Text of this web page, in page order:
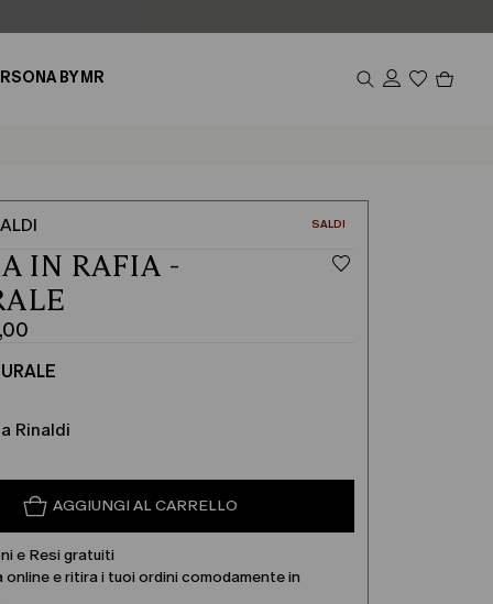
BY MR
CATEGORIA:
SALDI
IN RAFIA -
Rinaldi
AGGIUNGI AL CARRELLO
e Resi gratuiti
online e ritira i tuoi ordini comodamente in